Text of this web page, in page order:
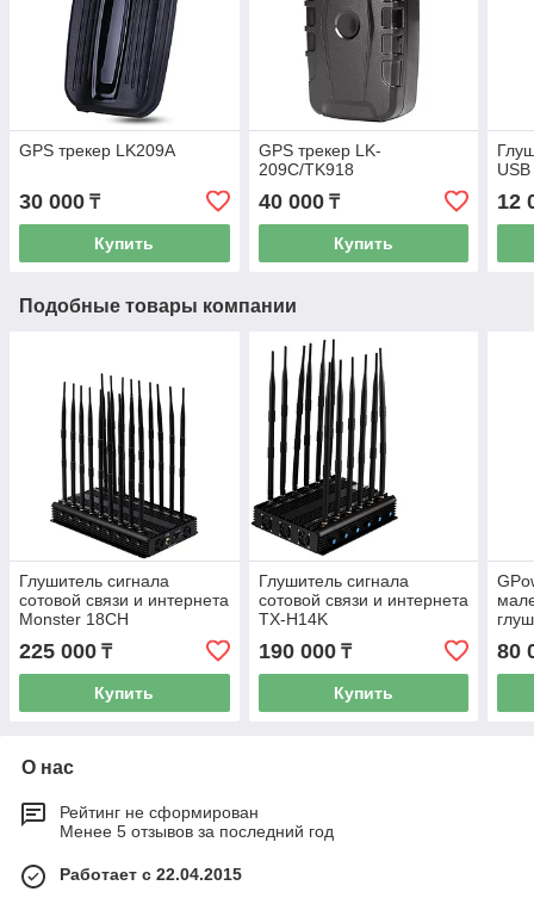
GPS трекер LK209A
30 000 ₸
Купить
GPS трекер LK-
209C/TK918
40 000₸
Купить
12
Подобные товары компании
Глушитель сигнала
сотовой связи и интернета
Monster 18CH
225 000 ₸
Купить
Глушитель сигнала
сотовой связи и интернета
TX-H14K
190 000₸
Купить
80
О нас
Рейтинг не сформирован
Менее 5 отзывов за последний год
Работает с 22.04.2015